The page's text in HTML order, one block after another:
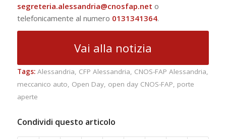
segreteria.alessandria@cnosfap.net o
telefonicamente al numero 0131341364.
Vai alla notizia
Tags: Alessandria, CFP Alessandria, CNOS-FAP Alessandria,
meccanico auto, Open Day, open day CNOS-FAP, porte
aperte
Condividi questo articolo